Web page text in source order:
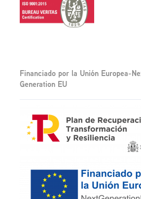
Financiado por la Unión Europea-
Generation EU